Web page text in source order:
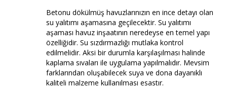
Betonu dökülmüş havuzlarınızın en ince detayı olan
su yalıtımı aşamasına geçilecektir. Su yalıtımı
aşaması havuz inşaatının neredeyse en temel yapı
özelliğidir. Su sızdırmazlığı mutlaka kontrol
edilmelidir. Aksi bir durumla karşılaşılması halinde
kaplama sıvaları ile uygulama yapılmalıdır. Mevsim
farklarından oluşabilecek suya ve dona dayanıklı
kaliteli malzeme kullanılması esastır.